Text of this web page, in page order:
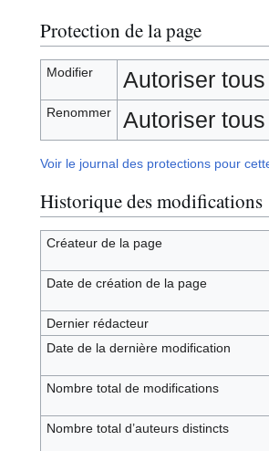
Protection de la page
Modifier Autoriser
Renommer Autoriser
Voir le journal des protections pour
Historique des modifications
Créateur de la page
Date de création de la page
Dernier rédacteur
Date de la dernière modification
Nombre total de modifications
Nombre total d’auteurs distincts